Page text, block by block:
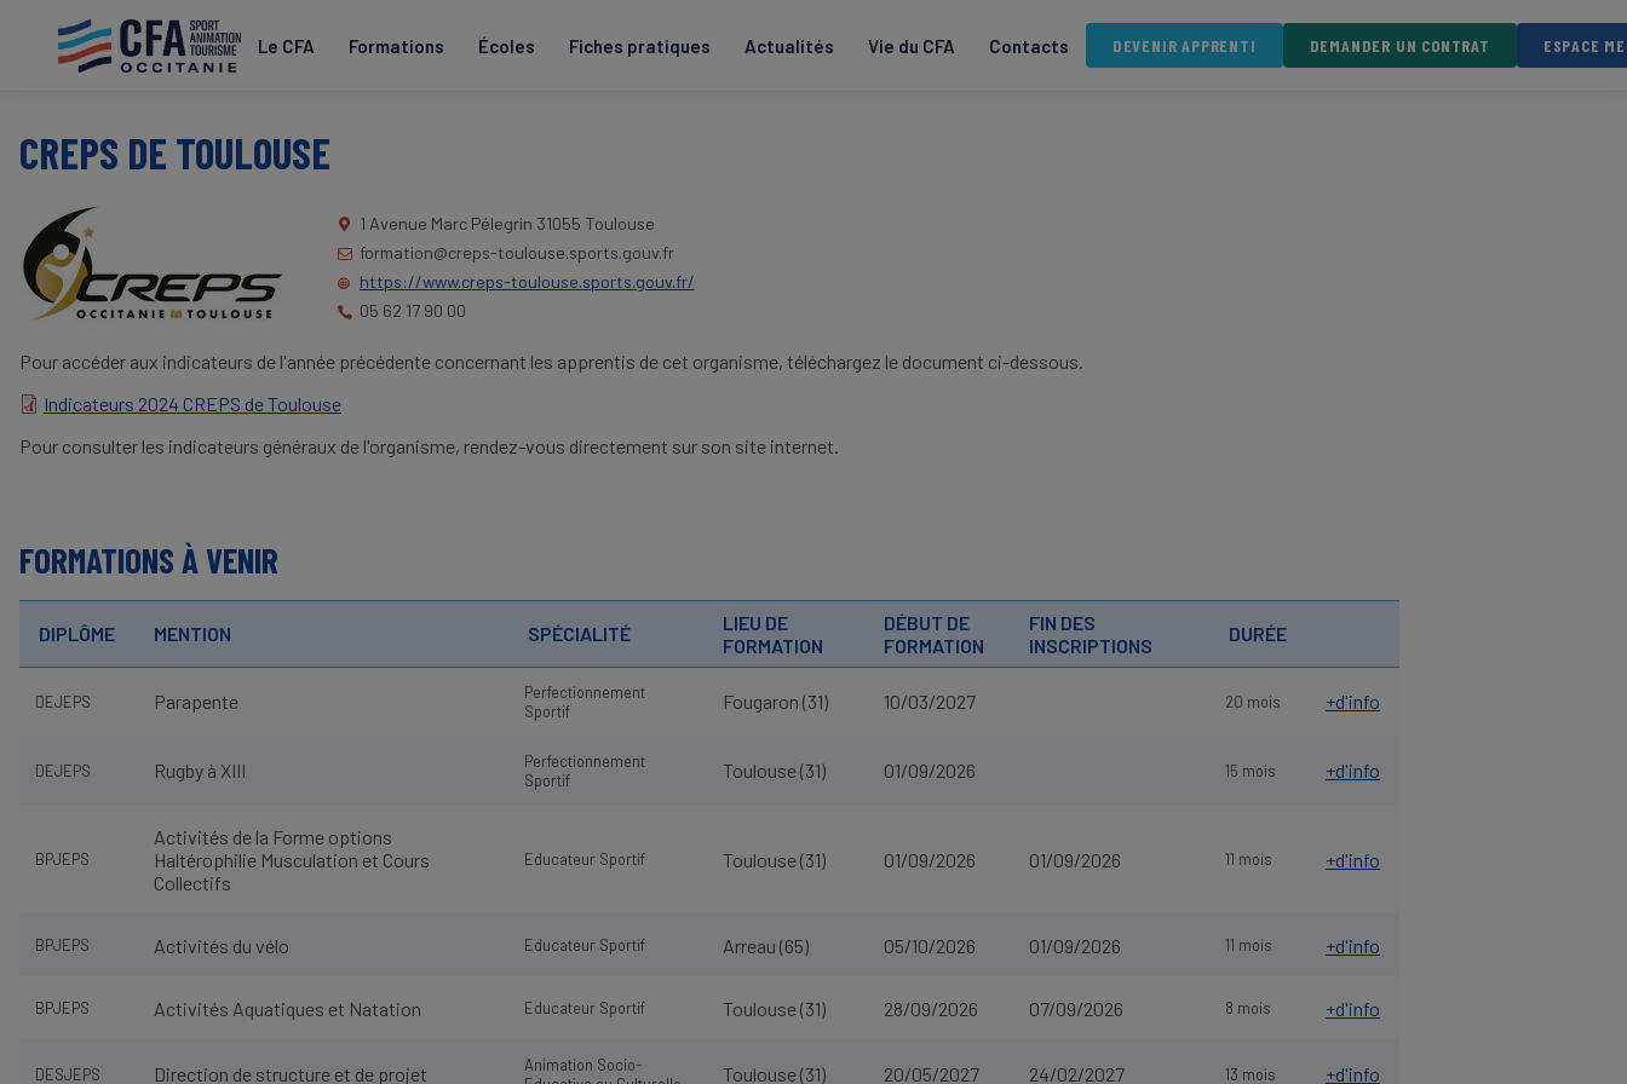
contenu
Le CFA Formations Écoles Fiches pratiques Actualités Vie du CFA Contacts DEVENIR APPRENTI DEMANDER UN CONTRAT ESPACE
CREPS DE TOULOUSE
1 Avenue Marc Pélegrin 31055 Toulouse
formation@creps-toulouse.sports.gouv.fr
https://www.creps-toulouse.sports.gouv.fr/
05 62 17 90 00
Pour accéder aux indicateurs de l'année précédente concernant les apprentis de cet organisme, téléchargez le document ci-dessous.
DOCUMENT
Indicateurs 2024 CREPS de Toulouse
Pour consulter les indicateurs généraux de l'organisme, rendez-vous directement sur son site internet.
FORMATIONS À VENIR
DIPLÔME MENTION SPÉCIALITÉ
LIEU DE
FORMATION
DÉBUT DE
FORMATION
FIN DES
INSCRIPTIONS
DURÉE
DEJEPS Parapente
Perfectionnement
Sportif
Fougaron (31) 10/03/2027 20 mois +d'info
DEJEPS Rugby à XIII
Perfectionnement
Sportif
Toulouse (31) 01/09/2026 15 mois +d'info
BPJEPS
Activités de la Forme options
Haltérophilie Musculation et Cours
Collectifs
Educateur Sportif Toulouse (31) 01/09/2026 01/09/2026 11 mois +d'info
BPJEPS Activités du vélo Educateur Sportif Arreau (65) 05/10/2026 01/09/2026 11 mois +d'info
BPJEPS Activités Aquatiques et Natation Educateur Sportif Toulouse (31) 28/09/2026 07/09/2026 8 mois +d'info
DESJEPS Direction de structure et de projet
Animation Socio-
Toulouse (31) 20/05/2027 24/02/2027 13 mois +d'info